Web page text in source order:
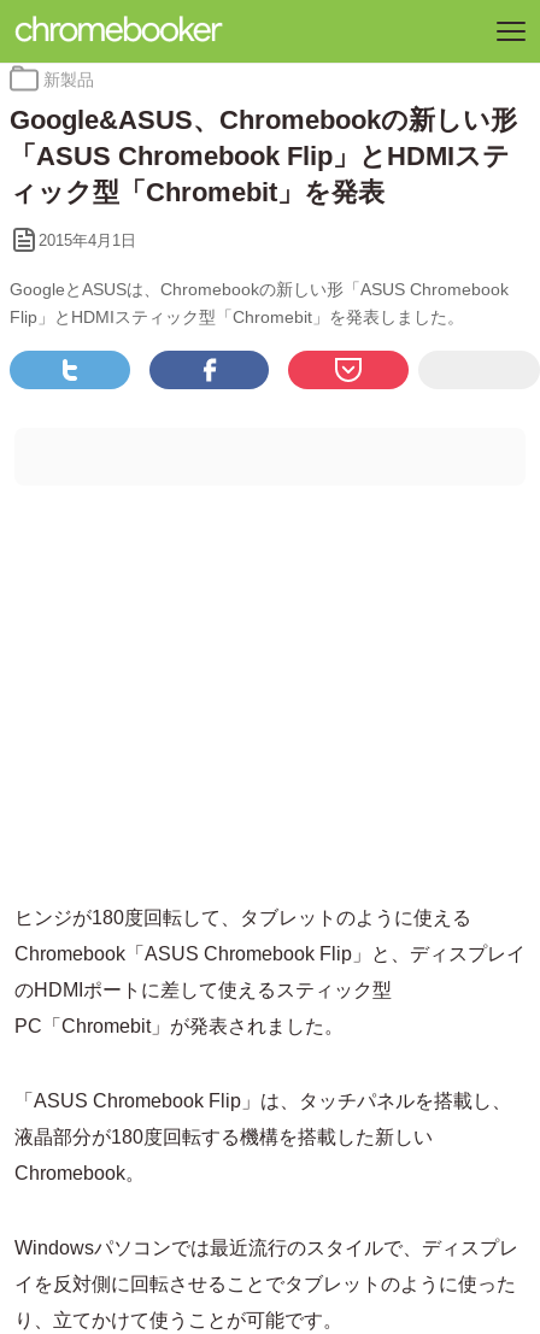
カ
ゴ
リ
新製品
Google&ASUS、Chromebookの新しい形
「ASUS Chromebook Flip」とHDMIステ
ィック型「Chromebit」を発表
2015年4月1日
GoogleとASUSは、Chromebookの新しい形「ASUS Chromebook
Flip」とHDMIスティック型「Chromebit」を発表しました。
ヒンジが180度回転して、タブレットのように使える
Chromebook「ASUS Chromebook Flip」と、ディスプレイ
のHDMIポートに差して使えるスティック型
PC「Chromebit」が発表されました。
「ASUS Chromebook Flip」は、タッチパネルを搭載し、
液晶部分が180度回転する機構を搭載した新しい
Chromebook。
Windowsパソコンでは最近流行のスタイルで、ディスプレ
イを反対側に回転させることでタブレットのように使った
り、立てかけて使うことが可能です。